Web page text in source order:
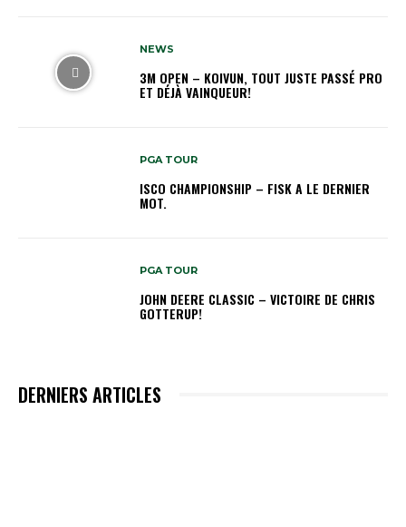
NEWS
3M OPEN – KOIVUN, TOUT JUSTE PASSÉ PRO
ET DÉJÀ VAINQUEUR!
PGA TOUR
ISCO CHAMPIONSHIP – FISK A LE DERNIER
MOT.
PGA TOUR
JOHN DEERE CLASSIC – VICTOIRE DE CHRIS
GOTTERUP!
DERNIERS ARTICLES